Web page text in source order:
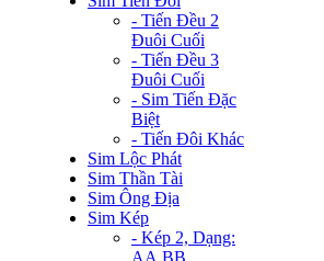
- Tiến Đều 2
Đuôi Cuối
- Tiến Đều 3
Đuôi Cuối
- Sim Tiến Đặc
Biệt
- Tiến Đôi Khác
Sim Lộc Phát
Sim Thần Tài
Sim Ông Địa
Sim Kép
- Kép 2, Dạng:
AA.BB